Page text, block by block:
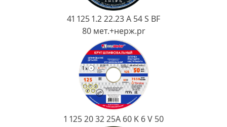
41 125 1.2 22.23 A 54 S BF
80 мет.+нерж.pr
1 125 20 32 25А 60 K 6 V 50